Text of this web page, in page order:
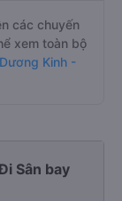
các chuyến
xem toàn bộ
Kinh -
Sân bay